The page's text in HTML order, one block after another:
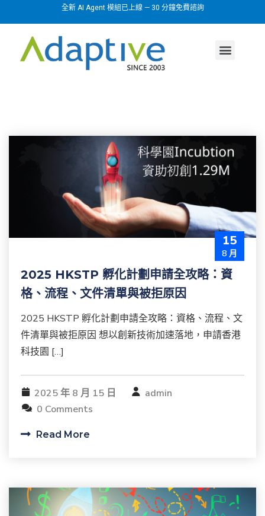
全新 AI Agent 模組已上線 — 30 分鐘免費諮詢
15
8 月
2025 HKSTP 孵化計劃申請全攻略：資
格、流程、文件清單與被拒原因
2025 HKSTP 孵化計劃申請全攻略：資格、流程、文
件清單與被拒原因 想以創新技術加速落地，申請香港
科技園 […]
2025 年 8 月 15 日
admin
0 Comments
Read More